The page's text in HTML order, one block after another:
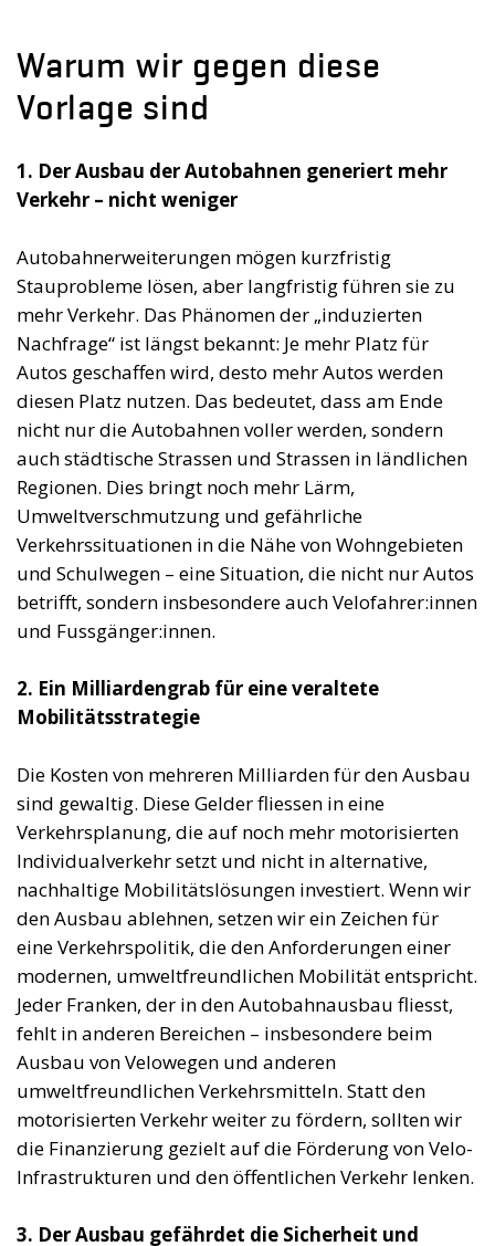
Warum wir gegen diese
Vorlage sind
1. Der Ausbau der Autobahnen generiert mehr
Verkehr – nicht weniger
Autobahnerweiterungen mögen kurzfristig
Stauprobleme lösen, aber langfristig führen sie zu
mehr Verkehr. Das Phänomen der „induzierten
Nachfrage“ ist längst bekannt: Je mehr Platz für
Autos geschaffen wird, desto mehr Autos werden
diesen Platz nutzen. Das bedeutet, dass am Ende
nicht nur die Autobahnen voller werden, sondern
auch städtische Strassen und Strassen in ländlichen
Regionen. Dies bringt noch mehr Lärm,
Umweltverschmutzung und gefährliche
Verkehrssituationen in die Nähe von Wohngebieten
und Schulwegen – eine Situation, die nicht nur Autos
betrifft, sondern insbesondere auch Velofahrer:innen
und Fussgänger:innen.
2. Ein Milliardengrab für eine veraltete
Mobilitätsstrategie
Die Kosten von mehreren Milliarden für den Ausbau
sind gewaltig. Diese Gelder fliessen in eine
Verkehrsplanung, die auf noch mehr motorisierten
Individualverkehr setzt und nicht in alternative,
nachhaltige Mobilitätslösungen investiert. Wenn wir
den Ausbau ablehnen, setzen wir ein Zeichen für
eine Verkehrspolitik, die den Anforderungen einer
modernen, umweltfreundlichen Mobilität entspricht.
Jeder Franken, der in den Autobahnausbau fliesst,
fehlt in anderen Bereichen – insbesondere beim
Ausbau von Velowegen und anderen
umweltfreundlichen Verkehrsmitteln. Statt den
motorisierten Verkehr weiter zu fördern, sollten wir
die Finanzierung gezielt auf die Förderung von Velo-
Infrastrukturen und den öffentlichen Verkehr lenken.
3. Der Ausbau gefährdet die Sicherheit und